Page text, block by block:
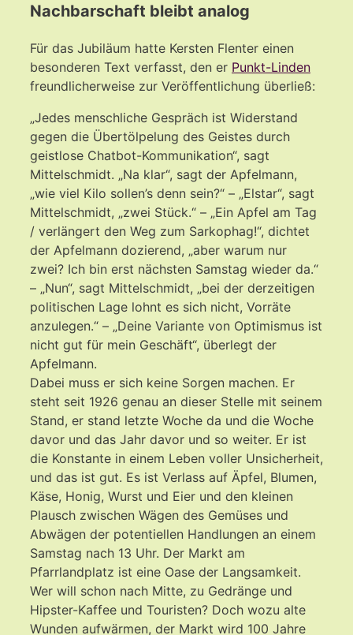
Nachbarschaft bleibt analog
Für das Jubiläum hatte Kersten Flenter einen
besonderen Text verfasst, den er Punkt-Linden
freundlicherweise zur Veröffentlichung überließ:
„Jedes menschliche Gespräch ist Widerstand
gegen die Übertölpelung des Geistes durch
geistlose Chatbot-Kommunikation“, sagt
Mittelschmidt. „Na klar“, sagt der Apfelmann,
„wie viel Kilo sollen’s denn sein?“ – „Elstar“, sagt
Mittelschmidt, „zwei Stück.“ – „Ein Apfel am Tag
/ verlängert den Weg zum Sarkophag!“, dichtet
der Apfelmann dozierend, „aber warum nur
zwei? Ich bin erst nächsten Samstag wieder da.“
– „Nun“, sagt Mittelschmidt, „bei der derzeitigen
politischen Lage lohnt es sich nicht, Vorräte
anzulegen.“ – „Deine Variante von Optimismus ist
nicht gut für mein Geschäft“, überlegt der
Apfelmann.
Dabei muss er sich keine Sorgen machen. Er
steht seit 1926 genau an dieser Stelle mit seinem
Stand, er stand letzte Woche da und die Woche
davor und das Jahr davor und so weiter. Er ist
die Konstante in einem Leben voller Unsicherheit,
und das ist gut. Es ist Verlass auf Äpfel, Blumen,
Käse, Honig, Wurst und Eier und den kleinen
Plausch zwischen Wägen des Gemüses und
Abwägen der potentiellen Handlungen an einem
Samstag nach 13 Uhr. Der Markt am
Pfarrlandplatz ist eine Oase der Langsamkeit.
Wer will schon nach Mitte, zu Gedränge und
Hipster-Kaffee und Touristen? Doch wozu alte
Wunden aufwärmen, der Markt wird 100 Jahre